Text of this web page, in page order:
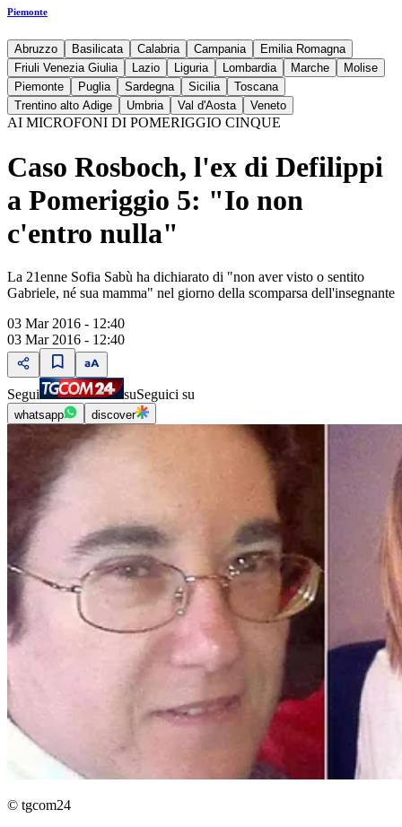
Piemonte
Abruzzo Basilicata Calabria Campania
Emilia Romagna
Friuli Venezia Giulia
Lazio Liguria Lombardia Marche
Molise
Piemonte
Puglia Sardegna Sicilia
Toscana
Trentino alto Adige
Umbria Val d'Aosta Veneto
AI MICROFONI DI POMERIGGIO CINQUE
Caso Rosboch, l'ex di Defilippi
a Pomeriggio 5: "Io non
c'entro nulla"
La 21enne Sofia Sabù ha dichiarato di "non aver visto o sentito
Gabriele, né sua mamma" nel giorno della scomparsa dell'insegnante
03 Mar 2016 - 12:40
03 Mar 2016 - 12:40
Segui suSeguici su
whatsapp discover
© tgcom24